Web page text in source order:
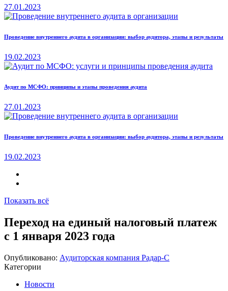
27.01.2023
Проведение внутреннего аудита в организации: выбор аудитора, этапы и результаты
19.02.2023
Аудит по МСФО: принципы и этапы проведения аудита
27.01.2023
Проведение внутреннего аудита в организации: выбор аудитора, этапы и результаты
19.02.2023
Показать всё
Переход на единый налоговый платеж
с 1 января 2023 года
Опубликовано: Аудиторская компания Радар-С
Категории
Новости